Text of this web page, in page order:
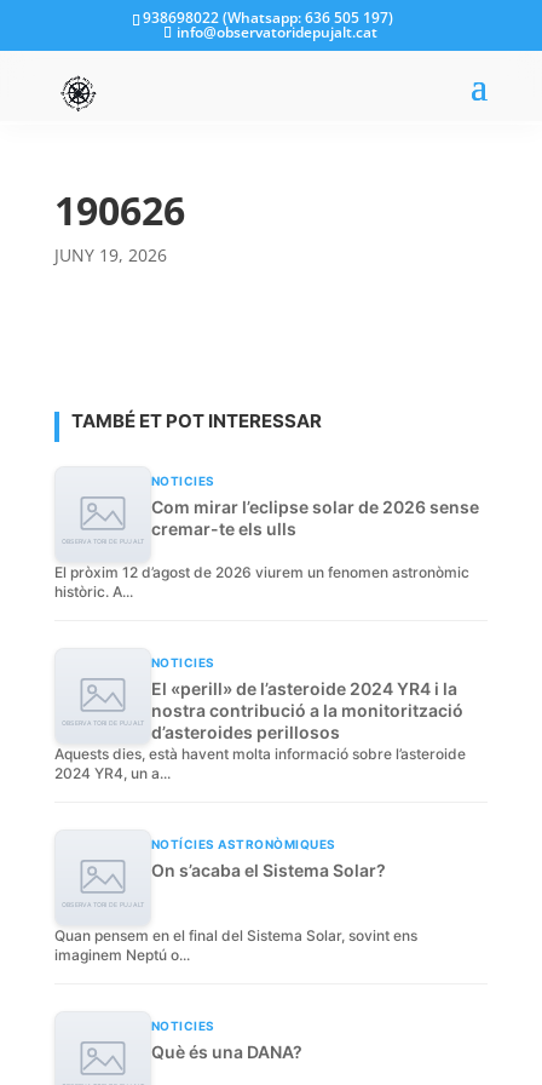
938698022 (Whatsapp: 636 505 197)
info@observatoridepujalt.cat
190626
JUNY 19, 2026
TAMBÉ ET POT INTERESSAR
NOTICIES
Com mirar l’eclipse solar de 2026 sense
cremar-te els ulls
El pròxim 12 d’agost de 2026 viurem un fenomen astronòmic
històric. A...
NOTICIES
El «perill» de l’asteroide 2024 YR4 i la
nostra contribució a la monitorització
d’asteroides perillosos
Aquests dies, està havent molta informació sobre l’asteroide
2024 YR4, un a...
NOTÍCIES ASTRONÒMIQUES
On s’acaba el Sistema Solar?
Quan pensem en el final del Sistema Solar, sovint ens
imaginem Neptú o...
NOTICIES
Què és una DANA?